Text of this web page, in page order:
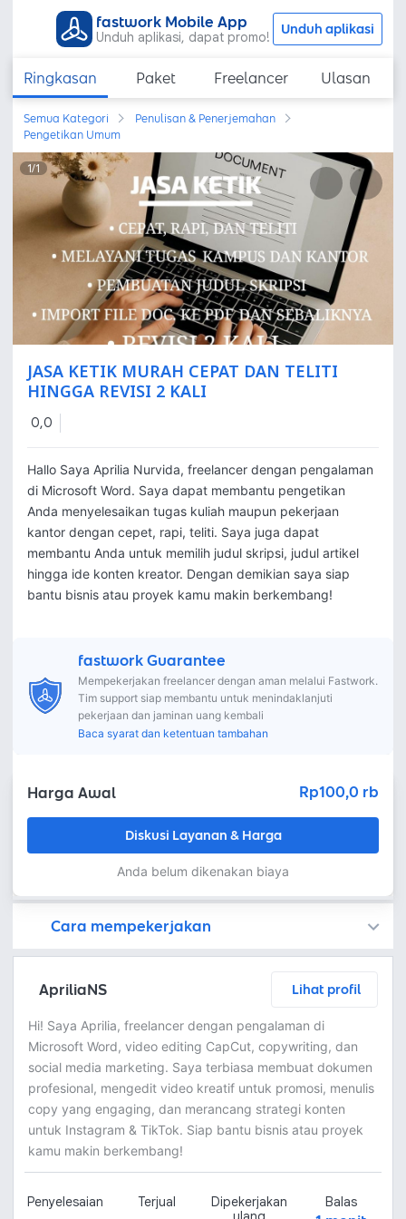
fastwork Mobile App
Unduh aplikasi, dapat promo! Unduh aplikasi
Ringkasan Paket Freelancer Ulasan
Semua Kategori
Penulisan & Penerjemahan
Pengetikan Umum
1/1
JASA KETIK MURAH CEPAT DAN TELITI
HINGGA REVISI 2 KALI
0,0
Hallo Saya Aprilia Nurvida, freelancer dengan pengalaman
di Microsoft Word. Saya dapat membantu pengetikan
Anda menyelesaikan tugas kuliah maupun pekerjaan
kantor dengan cepet, rapi, teliti. Saya juga dapat
membantu Anda untuk memilih judul skripsi, judul artikel
hingga ide konten kreator. Dengan demikian saya siap
bantu bisnis atau proyek kamu makin berkembang!
fastwork Guarantee
Mempekerjakan freelancer dengan aman melalui Fastwork.
Tim support siap membantu untuk menindaklanjuti
pekerjaan dan jaminan uang kembali
Baca syarat dan ketentuan tambahan
Harga Awal Rp100,0 rb
Diskusi Layanan & Harga
Anda belum dikenakan biaya
Cara mempekerjakan
ApriliaNS Lihat profil
Hi! Saya Aprilia, freelancer dengan pengalaman di
Microsoft Word, video editing CapCut, copywriting, dan
social media marketing. Saya terbiasa membuat dokumen
profesional, mengedit video kreatif untuk promosi, menulis
copy yang engaging, dan merancang strategi konten
untuk Instagram & TikTok. Siap bantu bisnis atau proyek
kamu makin berkembang!
Penyelesaian Terjual
Dipekerjakan
Balas